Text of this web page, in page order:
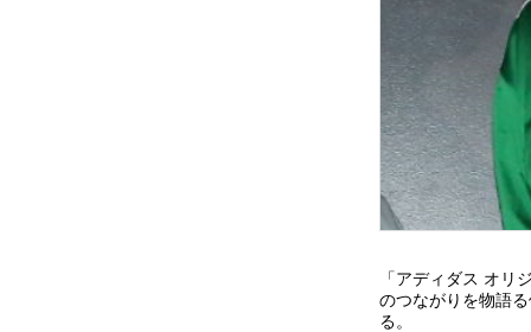
「アディダス オリ
のつながりを物語
る。